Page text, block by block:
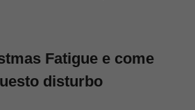
Fatigue e come
disturbo